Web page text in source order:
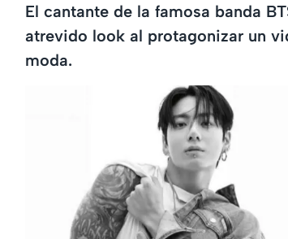
El cantante de la famosa banda
atrevido look al protagonizar un
moda.